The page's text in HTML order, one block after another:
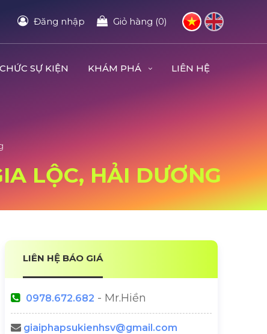
Đăng nhập Giỏ hàng (0)
SỰ KIỆN KHÁM PHÁ LIÊN HỆ
LỘC, HẢI DƯƠNG
LIÊN HỆ BÁO GIÁ
0978.672.682 - Mr.Hiền
giaiphapsukienhsv@gmail.com